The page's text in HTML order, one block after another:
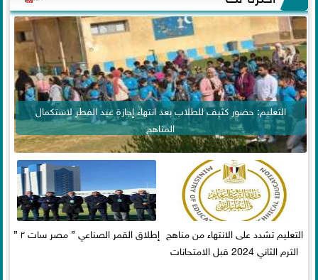
التعليم: حضور كثيف للطلاب بعد انتهاء إجازة عيد الفطر لاستكمال
المناهج
التعليم تشدد على الانتهاء من مناهج
الترم الثاني 2024 قبل الامتحانات
إطلاق القمر الصناعي ” مصر سات ٢ ”